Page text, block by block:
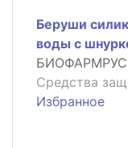
Беруши
воды с
Средства
Избранное